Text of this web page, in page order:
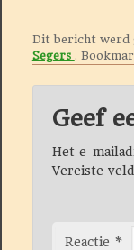
Dit bericht werd
Segers .
Geef
Het e-
Vereiste
Reactie *